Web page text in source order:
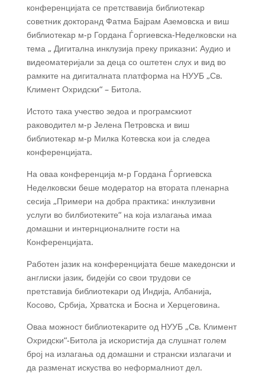
конференцијата се претствавија библиотекар
советник докторанд Фатма Бајрам Аземовска и виш
библиотекар м-р Гордана Ѓоргиевска-Неделковски на
тема „ Дигитална инклузија преку приказни: Аудио и
видеоматеријали за деца со оштетен слух и вид во
рамките на дигиталната платформа на НУУБ „Св.
Климент Охридски“ – Битола.
Истото така учество зедоа и програмскиот
раководител м-р Јелена Петровска и виш
библиотекар м-р Милка Котевска кои ја следеа
конференцијата.
На оваа конференција м-р Гордана Ѓоргиевска
Неделковски беше модератор на втората пленарна
сесија „Примери на добра практика: инклузивни
услуги во билбиотеките“ на која излагања имаа
домашни и интернционалните гости на
Конференцијата.
Работен јазик на конференцијата беше македонски и
англиски јазик, бидејќи со свои трудови се
претставија библиотекари од Индија, Албанија,
Косово, Србија, Хрватска и Босна и Херцеговина.
Оваа можност библиотекарите од НУУБ „Св. Климент
Охридски“-Битола ја искористија да слушнат голем
број на излагања од домашни и странски излагачи и
да разменат искуства во неформалниот дел.